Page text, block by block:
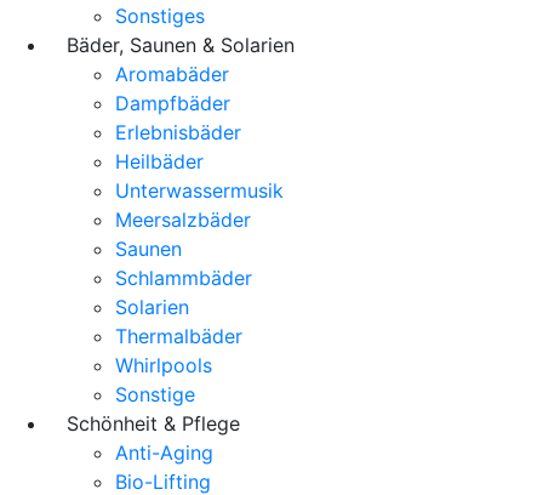
Sonstiges
Bäder, Saunen & Solarien
Aromabäder
Dampfbäder
Erlebnisbäder
Heilbäder
Unterwassermusik
Meersalzbäder
Saunen
Schlammbäder
Solarien
Thermalbäder
Whirlpools
Sonstige
Schönheit & Pflege
Anti-Aging
Bio-Lifting